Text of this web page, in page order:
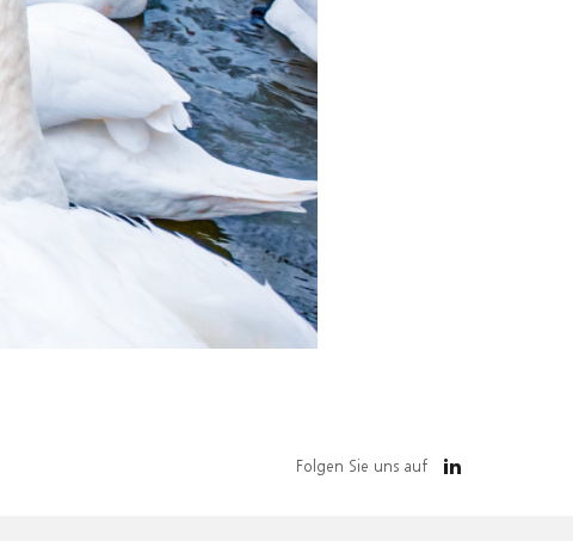
Folgen Sie uns auf